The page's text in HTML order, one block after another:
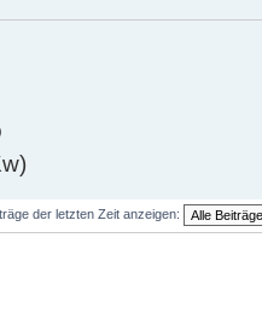
der letzten Zeit anzeigen: